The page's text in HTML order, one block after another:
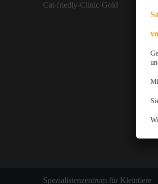
Spezialistenzentrum für Kleintiere